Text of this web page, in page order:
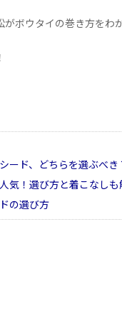
ボウタイの巻き方をわ
ード、どちらを選ぶべき
気！選び方と着こなしも
の選び方